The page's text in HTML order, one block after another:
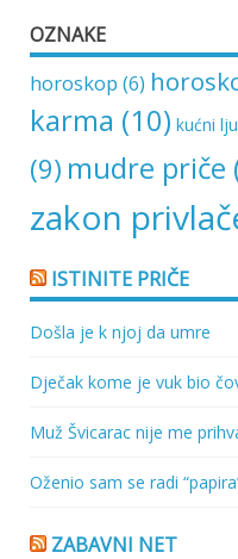
OZNAKE
horoskop (6)
karma (10) kućni
(9) mudre priče
zakon
ISTINITE PRIČE
Došla je k njoj da umre
Dječak kome je vuk bio
Muž Švicarac nije me
Oženio sam se radi
ZABAVNI NET